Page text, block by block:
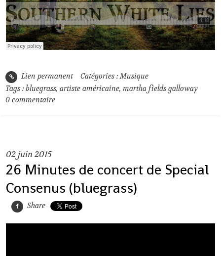
Lien permanent Catégories :Musique
Tags :bluegrass,artiste américaine,martha fields galloway
0 commentaire
02juin 2015
26 Minutes de concert de Special
Consenus (bluegrass)
Share